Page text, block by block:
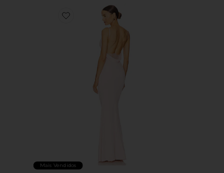
Favorite Vestido Surreal
Mais Vendidos